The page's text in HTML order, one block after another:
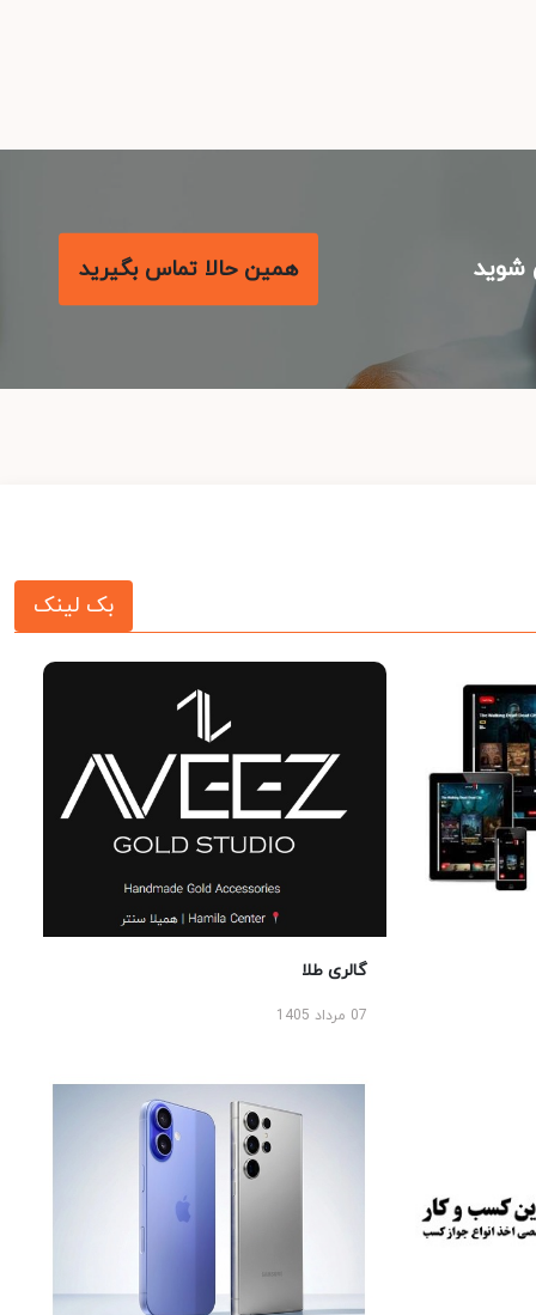
همین حالا تماس بگیرید
بک لینک
گالری طلا
07 مرداد 1405